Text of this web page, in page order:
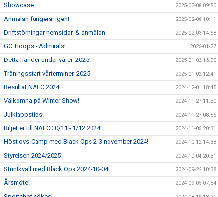
Showcase 2025-03-08 09:50
Anmälan fungerar igen! 2025-02-08 10:11
Driftstörningar hemsidan & anmälan 2025-02-03 14:58
GC Troops - Admirals! 2025-01-27
Detta händer under våren 2025! 2025-01-02 13:00
Träningsstart vårterminen 2025 2025-01-02 12:41
Resultat NALC 2024! 2024-12-01 18:45
Välkomna på Winter Show! 2024-11-27 11:30
Julklappstips! 2024-11-27 08:55
Biljetter till NALC 30/11 - 1/12 2024! 2024-11-05 20:31
Höstlovs-Camp med Black Ops 2-3 november 2024! 2024-10-12 14:38
Styrelsen 2024/2025 2024-10-04 20:31
Stuntkväll med Black Ops 2024-10-04! 2024-09-22 10:38
Årsmöte! 2024-09-05 07:54